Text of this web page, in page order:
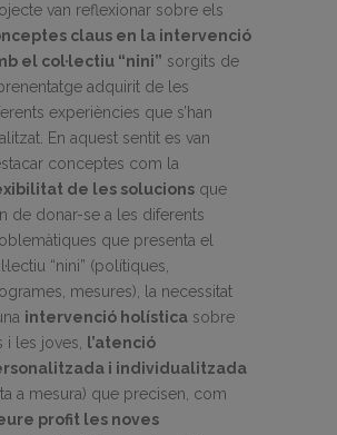
van reflexionar sobre els
claus en la intervenció
el col·lectiu “nini” sorgits de
adquirit de les
experiències que s’han
En aquest sentit es van
conceptes com la
de les solucions que
de donar-se a les diferents
que presenta el
“nini” (polítiques,
mesures), la necessitat
intervenció holística sobre
i les joves,
l’atenció
i individualitzada
a mesura) que precisen, com
profit les noves